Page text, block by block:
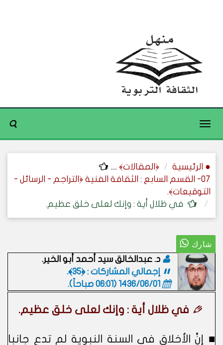
Toggle
● الرئيسية ﴿المقالات﴾ ....
07- القسم السابع : الثقافة الفنية ﴿التراجم - الرسائل -
التوقيعات﴾.
في ظلال أية : وإنك لعلى خلق عظيم.
د. عبدالخالق سيد أحمد أبو الخير.
إجمالي المشاركات : ﴿35﴾.
1436/06/01 (06:01 صباحاً)
.
في ظلال أية : وإنك لعلى خلق عظيم.
■ إنِّ الأخلاق في السنة النبوية لم تدع جانبا